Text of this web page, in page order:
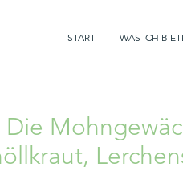
START WAS ICH
Die